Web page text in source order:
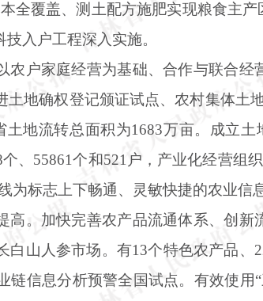
全覆盖、测土配方施肥实现粮食主产
入户工程深入实施。
农户家庭经营为基础、合作与联合
地确权登记颁证试点、农村集体土
地流转总面积为1683万亩。成立
、55861个和521户，产业化经营组
为标志上下畅通、灵敏快捷的农业信
高。加快完善农产品流通体系、创
白山人参市场。有13个特色农产品、
信息分析预警全国试点。有效使用